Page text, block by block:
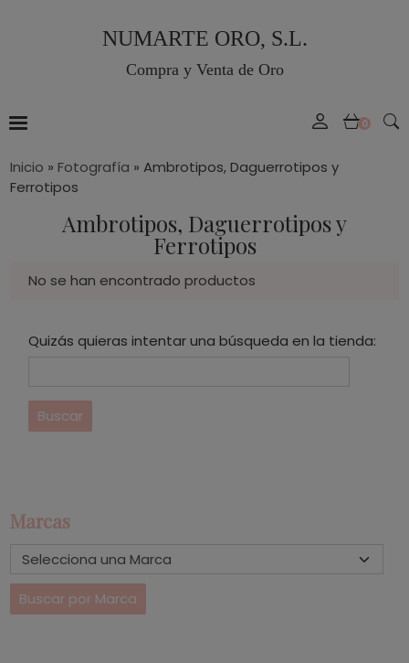
NUMARTE ORO, S.L.
Compra y Venta de Oro
0
Marcas
Inicio » Fotografía » Ambrotipos, Daguerrotipos y
Ferrotipos
Ambrotipos, Daguerrotipos y
Ferrotipos
No se han encontrado productos
Quizás quieras intentar una búsqueda en la tienda: